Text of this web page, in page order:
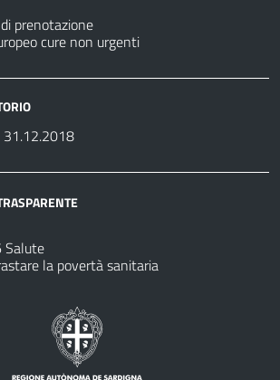
prenotazione
cure non urgenti
Salute
la povertà sanitaria